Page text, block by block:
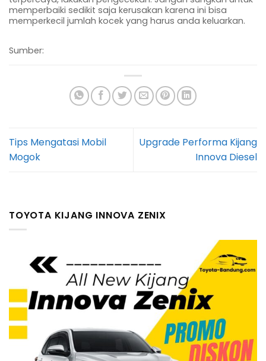
memperbaiki sedikit saja kerusakan karena ini bisa
memperkecil jumlah kocek yang harus anda keluarkan.
Sumber:
Tips Mengatasi Mobil
Mogok
Upgrade Performa Kijang
Innova Diesel
TOYOTA KIJANG INNOVA ZENIX